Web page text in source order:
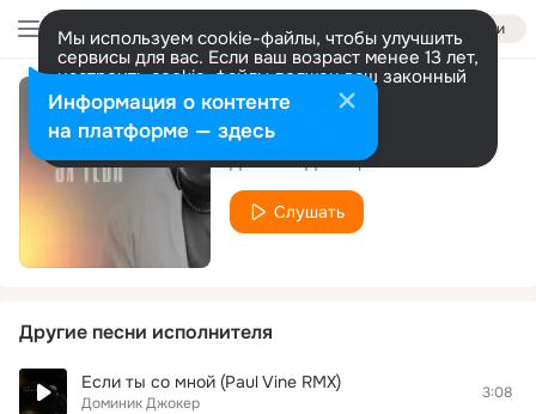
Войти
Мы используем cookie-файлы, чтобы улучшить
сервисы для вас. Если ваш возраст менее 13 лет,
настроить cookie-файлы должен ваш законный
представитель. Больше информации
Разрешить все Настроить
За тебя
Доминик Джокер
Слушать
Другие песни исполнителя
Если ты со мной (Paul Vine RMX)
Доминик Джокер
3:08
Информация о контенте
на платформе — здесь